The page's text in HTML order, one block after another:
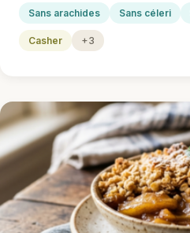
Sans arachides Sans céleri
Casher +3